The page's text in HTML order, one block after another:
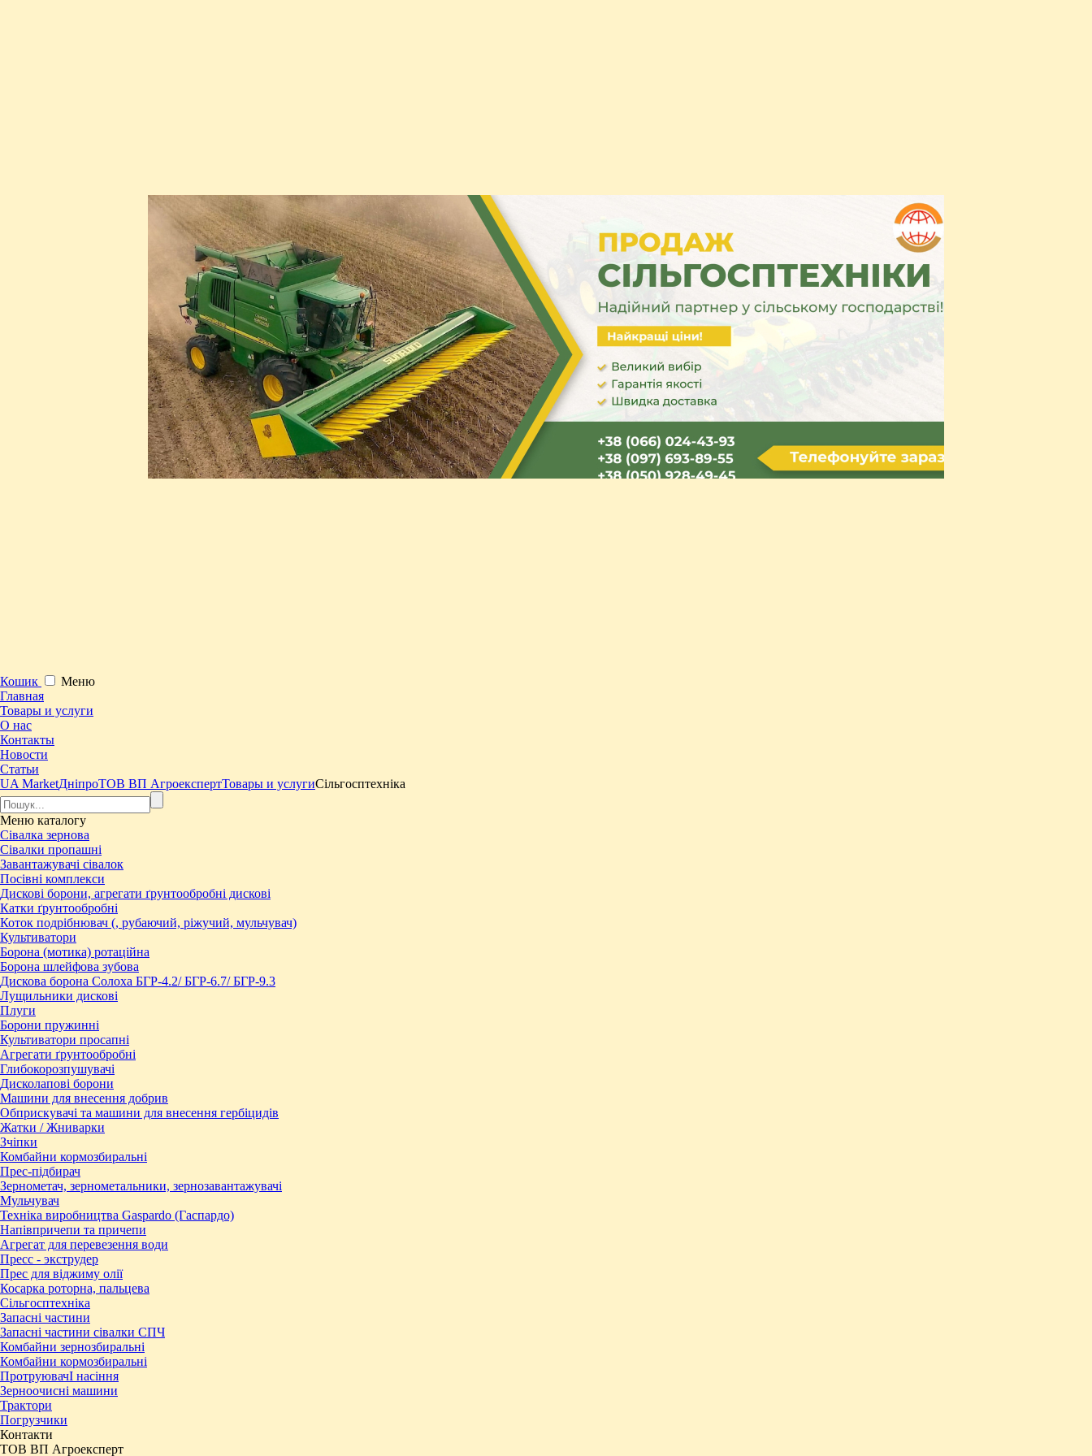
Кошик
Меню
Главная
Товары и услуги
О нас
Контакты
Новости
Статьи
UA MarketДніпроТОВ ВП АгроекспертТовары и услугиСільгосптехніка
Меню каталогу
Сівалка зернова
Сівалки пропашні
Завантажувачі сівалок
Посівні комплекси
Дискові борони, агрегати ґрунтообробні дискові
Катки ґрунтообробні
Коток подрібнювач (, рубаючий, ріжучий, мульчувач)
Культиватори
Борона (мотика) ротаційна
Борона шлейфова зубова
Дискова борона Солоха БГР-4.2/ БГР-6.7/ БГР-9.3
Лущильники дискові
Плуги
Борони пружинні
Культиватори просапні
Агрегати ґрунтообробні
Глибокорозпушувачі
Дисколапові борони
Машини для внесення добрив
Обприскувачі та машини для внесення гербіцидів
Жатки / Жниварки
Зчіпки
Комбайни кормозбиральні
Прес-підбирач
Зернометач, зернометальники, зернозавантажувачі
Мульчувач
Техніка виробництва Gaspardo (Гаспардо)
Напівпричепи та причепи
Агрегат для перевезення води
Пресc - экструдер
Прес для віджиму олії
Косарка роторна, пальцева
Сільгосптехніка
Запасні частини
Запасні частини сівалки СПЧ
Комбайни зернозбиральні
Комбайни кормозбиральні
ПротруювачІ насіння
Зерноочисні машини
Трактори
Погрузчики
Контакти
ТОВ ВП Агроексперт